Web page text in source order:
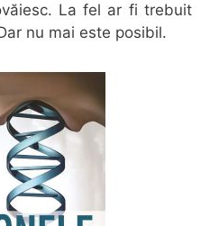
La fel ar fi trebuit
nu mai este posibil.